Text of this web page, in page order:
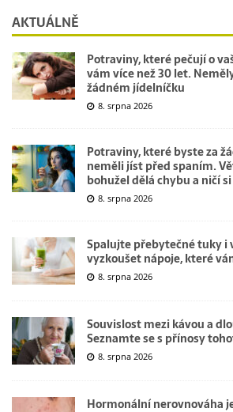
AKTUÁLNĚ
Potraviny, které pečují o
vám více než 30 let.
žádném jídelníčku
8. srpna 2026
Potraviny, které byste za
neměli jíst před spaním.
bohužel dělá chybu a ničí
8. srpna 2026
Spalujte přebytečné tuky i
vyzkoušet nápoje, které
8. srpna 2026
Souvislost mezi kávou a
Seznamte se s přínosy
8. srpna 2026
Hormonální nerovnováha